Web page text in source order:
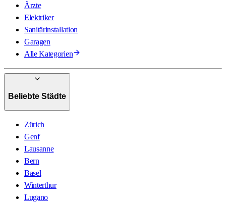
Ärzte
Elektriker
Sanitärinstallation
Garagen
Alle Kategorien
Beliebte Städte
Zürich
Genf
Lausanne
Bern
Basel
Winterthur
Lugano